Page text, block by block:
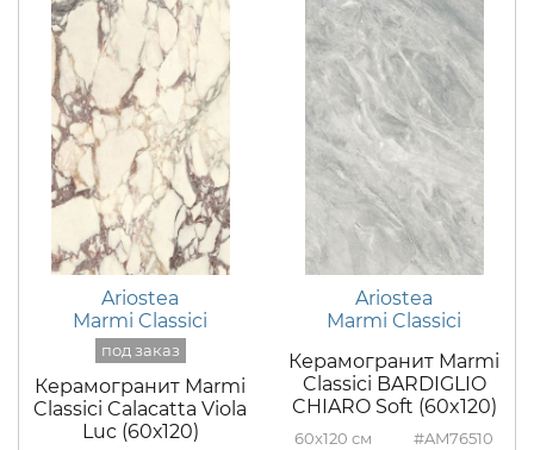
Ariostea
Marmi Classici
Керамогранит Marmi
Classici Calacatta Viola
Luc (60х120)
Ariostea
Marmi Classici
Керамогранит Marmi
Classici BARDIGLIO
CHIARO Soft (60x120)
60x120 #AM76510